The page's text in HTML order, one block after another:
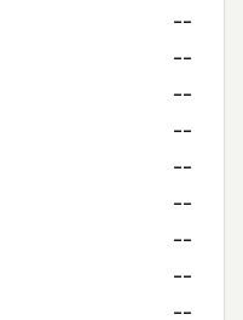
--
--
--
--
--
--
--
--
--